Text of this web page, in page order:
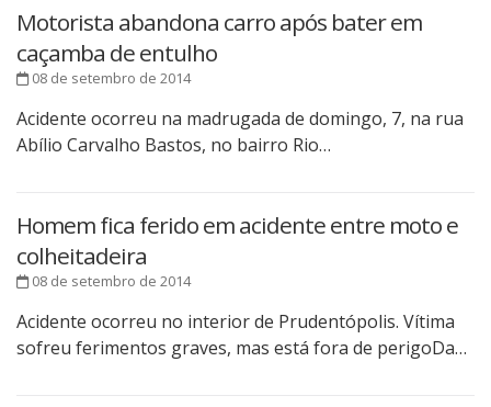
Motorista abandona carro após bater em
caçamba de entulho
08 de setembro de 2014
Acidente ocorreu na madrugada de domingo, 7, na rua
Abílio Carvalho Bastos, no bairro Rio…
Homem fica ferido em acidente entre moto e
colheitadeira
08 de setembro de 2014
Acidente ocorreu no interior de Prudentópolis. Vítima
sofreu ferimentos graves, mas está fora de perigoDa…